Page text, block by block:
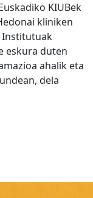
KIUBek
kliniken
Institutuak
eskura duten
ahalik eta
dela